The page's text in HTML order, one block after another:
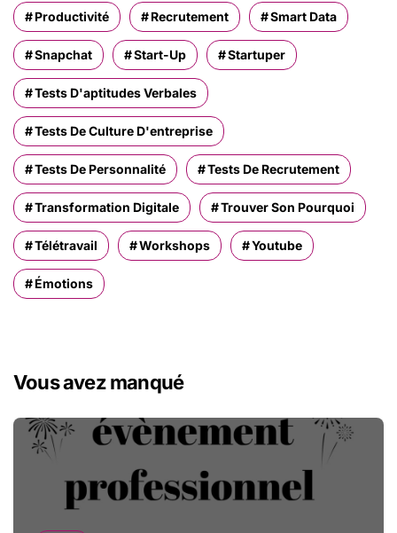
Productivité Recrutement Smart Data
Snapchat Start-Up Startuper
Tests D'aptitudes Verbales
Tests De Culture D'entreprise
Tests De Personnalité Tests De Recrutement
Transformation Digitale Trouver Son Pourquoi
Télétravail Workshops Youtube
Émotions
Vous avez manqué